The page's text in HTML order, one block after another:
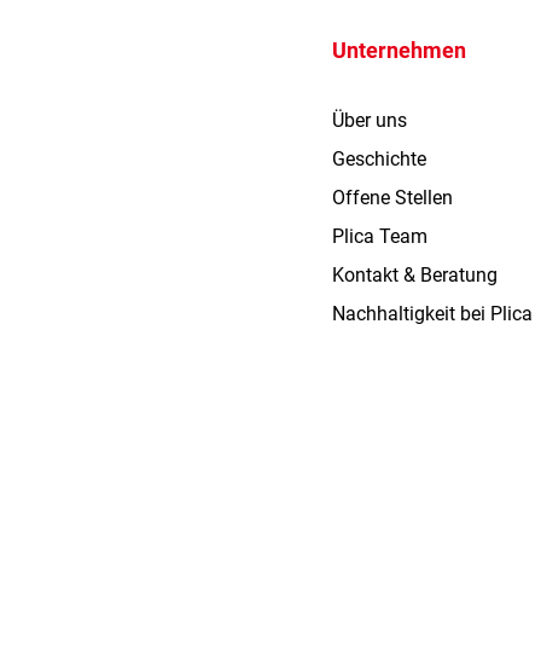
Unternehmen
Über uns
Geschichte
Offene Stellen
Plica Team
Kontakt & Beratung
Nachhaltigkeit bei Plica